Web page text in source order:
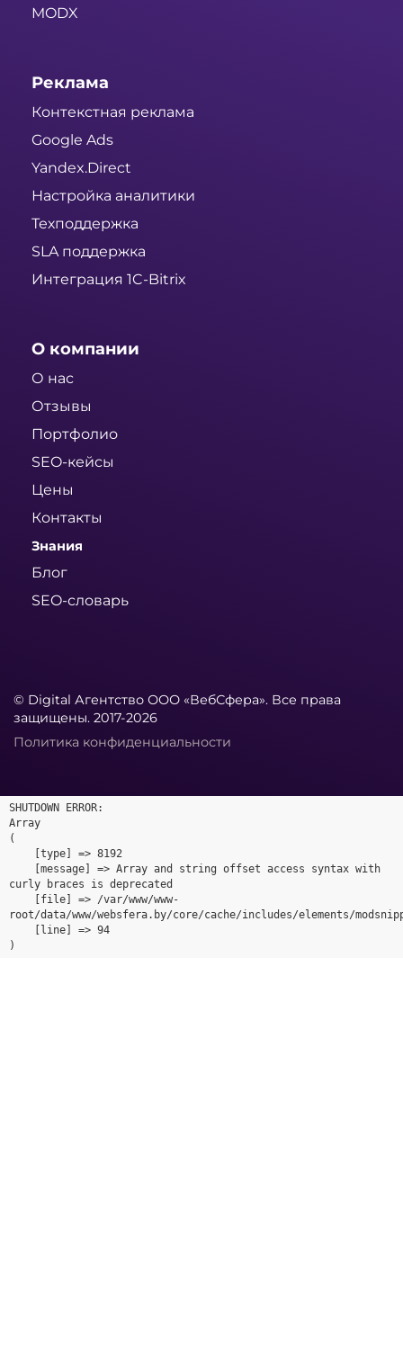
MODX
Реклама
Контекстная реклама
Google Ads
Yandex.Direct
Настройка аналитики
Техподдержка
SLA поддержка
Интеграция 1C-Bitrix
О компании
О нас
Отзывы
Портфолио
SEO-кейсы
Цены
Контакты
Знания
Блог
SEO-словарь
© Digital Агентство ООО «ВебСфера». Все права
защищены. 2017-2026
Политика конфиденциальности
SHUTDOWN ERROR:
Array
(
curly braces is deprecated
root/data/www/websfera.by/core/cache/includes/elements/